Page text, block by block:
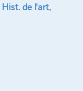
Hist. de l'art,